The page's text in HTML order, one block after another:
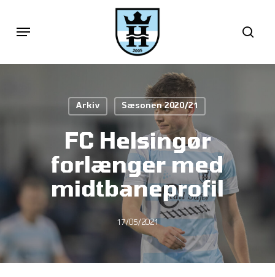
Menu
Arkiv Sæsonen 2020/21
FC Helsingør
forlænger med
midtbaneprofil
17/05/2021